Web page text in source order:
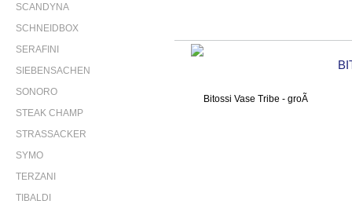
SCANDYNA
SCHNEIDBOX
SERAFINI
SIEBENSACHEN
SONORO
STEAK CHAMP
STRASSACKER
SYMO
TERZANI
TIBALDI